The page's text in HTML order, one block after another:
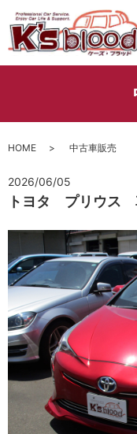
HOME 中古車販売
2026/06/05
トヨタ プリウス